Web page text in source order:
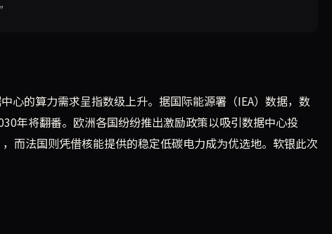
心的算力需求呈指数级上升。据国际能源署（IEA）数据，数
年将翻番。欧洲各国纷纷推出激励政策以吸引数据中心投
法国则凭借核能提供的稳定低碳电力成为优选地。软银此次